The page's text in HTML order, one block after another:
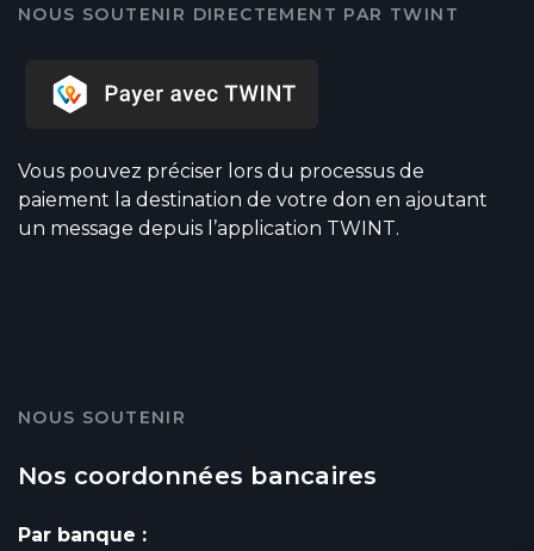
NOUS SOUTENIR DIRECTEMENT PAR TWINT
Vous pouvez préciser lors du processus de
paiement la destination de votre don en ajoutant
un message depuis l’application TWINT.
NOUS SOUTENIR
Nos coordonnées bancaires
Par banque :